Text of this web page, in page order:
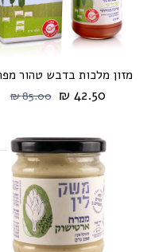
42.50 ₪
85.00 ₪